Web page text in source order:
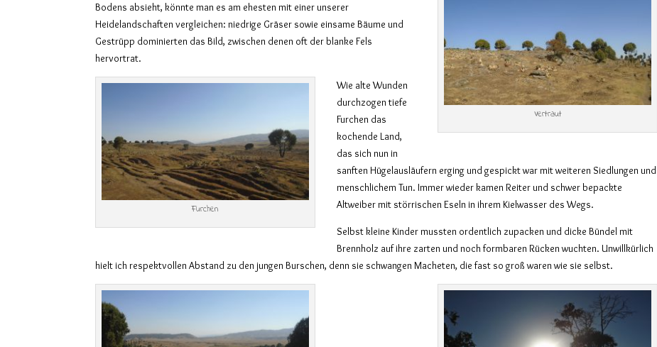
Vertraut
Bodens absieht, könnte man es am ehesten mit einer unserer
Heidelandschaften vergleichen: niedrige Gräser sowie einsame Bäume und
Gestrüpp dominierten das Bild, zwischen denen oft der blanke Fels
hervortrat.
Furchen
Wie alte Wunden
durchzogen tiefe
Furchen das
kochende Land,
das sich nun in
sanften Hügelausläufern erging und gespickt war mit weiteren Siedlungen und
menschlichem Tun. Immer wieder kamen Reiter und schwer bepackte
Altweiber mit störrischen Eseln in ihrem Kielwasser des Wegs.
Selbst kleine Kinder mussten ordentlich zupacken und dicke Bündel mit
Brennholz auf ihre zarten und noch formbaren Rücken wuchten. Unwillkürlich
hielt ich respektvollen Abstand zu den jungen Burschen, denn sie schwangen Macheten, die fast so groß waren wie sie selbst.